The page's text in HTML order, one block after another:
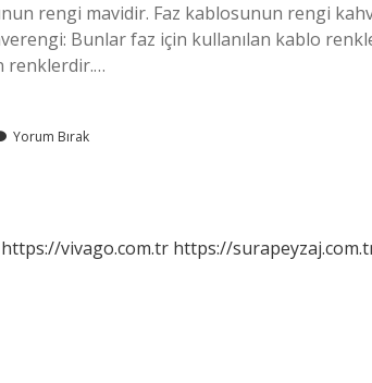
rengi mavidir. Faz kablosunun rengi
Bunlar faz için kullanılan kablo
renklerdir.…
Yorum Bırak
https://vivago.com.tr https://